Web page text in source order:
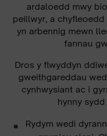
ardaloedd mwy
peillwyr, a
yn arbennig mewn
fannau
Dros y flwyddyn
gweithgareddau
cynhwysiant ac i
hynny
Rydym wedi